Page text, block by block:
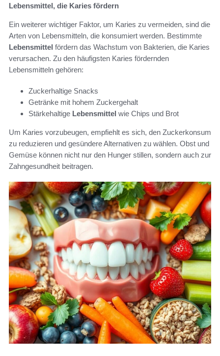
Lebensmittel, die Karies fördern
Ein weiterer wichtiger Faktor, um Karies zu vermeiden, sind die
Arten von Lebensmitteln, die konsumiert werden. Bestimmte
Lebensmittel fördern das Wachstum von Bakterien, die Karies
verursachen. Zu den häufigsten Karies fördernden
Lebensmitteln gehören:
Zuckerhaltige Snacks
Getränke mit hohem Zuckergehalt
Stärkehaltige Lebensmittel wie Chips und Brot
Um Karies vorzubeugen, empfiehlt es sich, den Zuckerkonsum
zu reduzieren und gesündere Alternativen zu wählen. Obst und
Gemüse können nicht nur den Hunger stillen, sondern auch zur
Zahngesundheit beitragen.